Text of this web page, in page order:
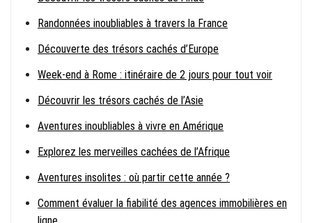
Randonnées inoubliables à travers la France
Découverte des trésors cachés d’Europe
Week-end à Rome : itinéraire de 2 jours pour tout voir
Découvrir les trésors cachés de l’Asie
Aventures inoubliables à vivre en Amérique
Explorez les merveilles cachées de l’Afrique
Aventures insolites : où partir cette année ?
Comment évaluer la fiabilité des agences immobilières en